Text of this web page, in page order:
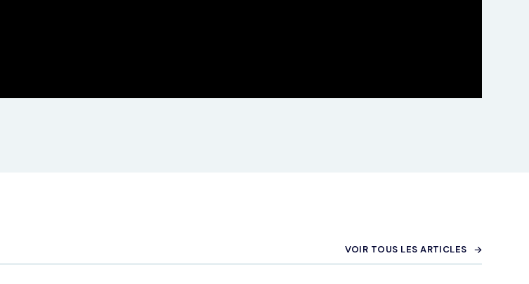
VOIR TOUS LES ARTICLES